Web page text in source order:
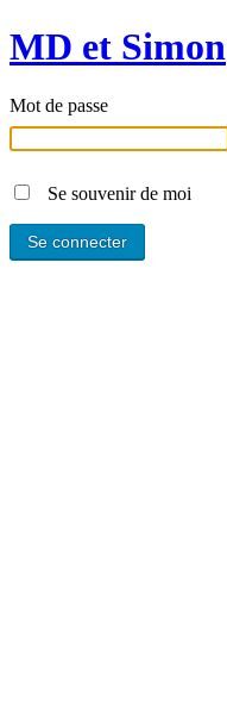
MD et Simon
Mot de passe
Se souvenir de moi